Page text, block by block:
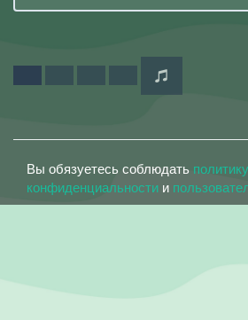
Вы обязуетесь соблюдать политику
конфиденциальности и